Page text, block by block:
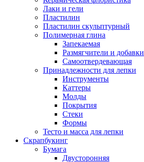
Лаки и гели
Пластилин
Пластилин скульптурный
Полимерная глина
Запекаемая
Размягчители и добавки
Самоотвердевающая
Принадлежности для лепки
Инструменты
Каттеры
Молды
Покрытия
Стеки
Формы
Тесто и масса для лепки
Скрапбукинг
Бумага
Двусторонняя